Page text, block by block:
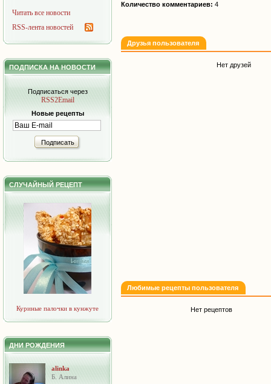
Читать все новости
RSS-лента новостей
ПОДПИСКА НА НОВОСТИ
Подписаться через
RSS2Email
Новые рецепты
Подписать
СЛУЧАЙНЫЙ РЕЦЕПТ
Куриные палочки в кунжуте
ДНИ РОЖДЕНИЯ
alinka
Б. Алина
Количество комментариев: 4
Друзья пользователя
Нет друзей
Любимые рецепты пользователя
Нет рецептов